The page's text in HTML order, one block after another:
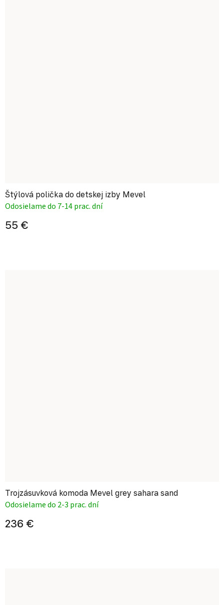
Štýlová polička do detskej izby Mevel
Odosielame do 7-14 prac. dní
55 €
Trojzásuvková komoda Mevel grey sahara sand
Odosielame do 2-3 prac. dní
236 €